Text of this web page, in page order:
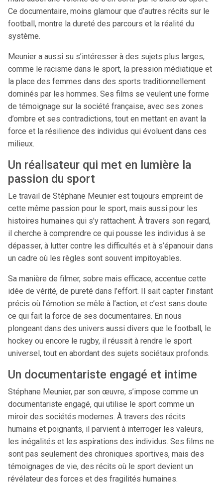
Ce documentaire, moins glamour que d’autres récits sur le
football, montre la dureté des parcours et la réalité du
système.
Meunier a aussi su s’intéresser à des sujets plus larges,
comme le racisme dans le sport, la pression médiatique et
la place des femmes dans des sports traditionnellement
dominés par les hommes. Ses films se veulent une forme
de témoignage sur la société française, avec ses zones
d’ombre et ses contradictions, tout en mettant en avant la
force et la résilience des individus qui évoluent dans ces
milieux.
Un réalisateur qui met en lumière la
passion du sport
Le travail de Stéphane Meunier est toujours empreint de
cette même passion pour le sport, mais aussi pour les
histoires humaines qui s’y rattachent. À travers son regard,
il cherche à comprendre ce qui pousse les individus à se
dépasser, à lutter contre les difficultés et à s’épanouir dans
un cadre où les règles sont souvent impitoyables.
Sa manière de filmer, sobre mais efficace, accentue cette
idée de vérité, de pureté dans l’effort. Il sait capter l’instant
précis où l’émotion se mêle à l’action, et c’est sans doute
ce qui fait la force de ses documentaires. En nous
plongeant dans des univers aussi divers que le football, le
hockey ou encore le rugby, il réussit à rendre le sport
universel, tout en abordant des sujets sociétaux profonds.
Un documentariste engagé et intime
Stéphane Meunier, par son œuvre, s’impose comme un
documentariste engagé, qui utilise le sport comme un
miroir des sociétés modernes. À travers des récits
humains et poignants, il parvient à interroger les valeurs,
les inégalités et les aspirations des individus. Ses films ne
sont pas seulement des chroniques sportives, mais des
témoignages de vie, des récits où le sport devient un
révélateur des forces et des fragilités humaines.